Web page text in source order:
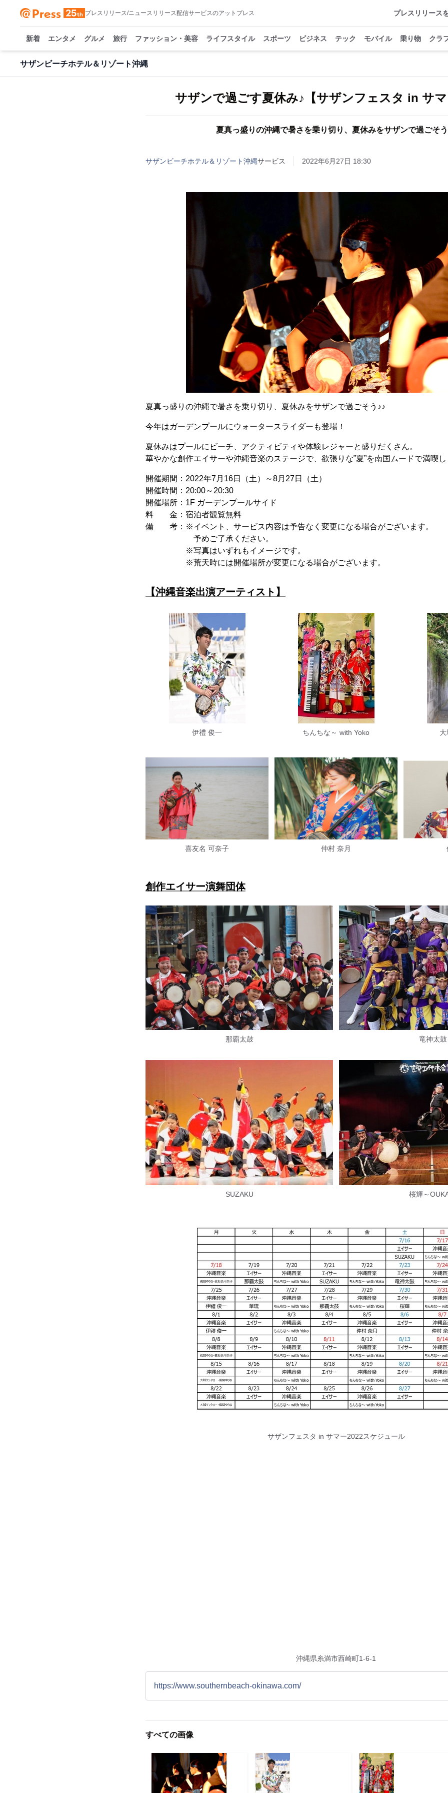
プレスリリース/ニュースリリース配信サービスのアットプレス プレスリリース
新着 エンタメ グルメ 旅行 ファッション・美容 ライフスタイル スポーツ ビジネス テック モバイル 乗り物 クラ
サザンビーチホテル＆リゾート沖縄
サザンで過ごす夏休み♪【サザンフェスタ in サ
夏真っ盛りの沖縄で暑さを乗り切り、夏休みをサザンで過ごそ
サザンビーチホテル＆リゾート沖縄サービス 2022年6月27日 18:30
夏真っ盛りの沖縄で暑さを乗り切り、夏休みをサザンで過ごそう♪♪
今年はガーデンプールにウォータースライダーも登場！
夏休みはプールにビーチ、アクティビティや体験レジャーと盛りだくさん。
華やかな創作エイサーや沖縄音楽のステージで、欲張りな‟夏”を南国ムードで満喫
開催期間：2022年7月16日（土）～8月27日（土）
開催時間：20:00～20:30
開催場所：1F ガーデンプールサイド
料 金：宿泊者観覧無料
備 考：※イベント、サービス内容は予告なく変更になる場合がございます。
予めご了承ください。
※写真はいずれもイメージです。
※荒天時には開催場所が変更になる場合がございます。
【沖縄音楽出演アーティスト】
伊禮 俊一 ちんちな～ with Yoko
喜友名 可奈子 仲村 奈月
創作エイサー演舞団体
那覇太鼓 竜神太鼓
SUZAKU 桜輝～
サザンフェスタ in サマー2022スケジュール
沖縄県糸満市西崎町1-6-1
https://www.southernbeach-okinawa.com/
すべての画像